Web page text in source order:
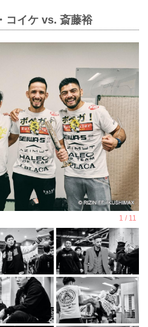
コイケ vs. 斎藤裕